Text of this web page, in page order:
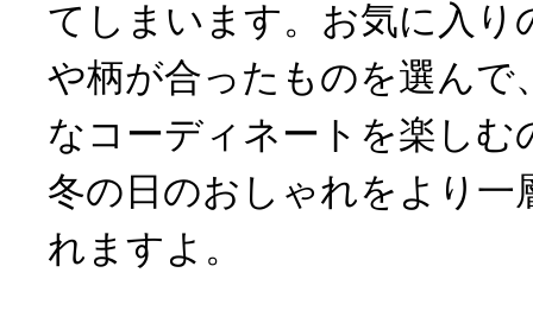
てしまいます。お気に入り
や柄が合ったものを選んで
なコーディネートを楽しむ
冬の日のおしゃれをより一
れますよ。